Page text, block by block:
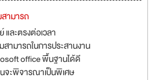
ามารถ
ละตรงต่อเวลา
มารถในการประสานงาน
office พื้นฐานได้ดี
จะพิจารณาเป็นพิเศษ